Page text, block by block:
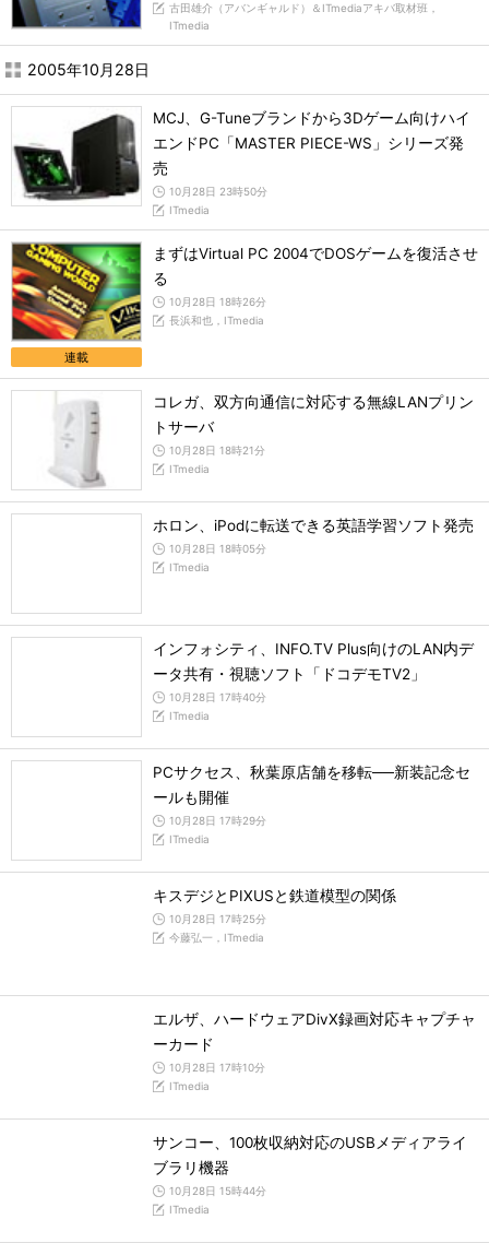
古田雄介（アバンギャルド）＆ITmediaアキバ取材班，
ITmedia
2005年10月28日
MCJ、G-Tuneブランドから3Dゲーム向けハイ
エンドPC「MASTER PIECE-WS」シリーズ発
売
10月28日 23時50分
ITmedia
連載
まずはVirtual PC 2004でDOSゲームを復活させ
る
10月28日 18時26分
長浜和也，ITmedia
コレガ、双方向通信に対応する無線LANプリン
トサーバ
10月28日 18時21分
ITmedia
ホロン、iPodに転送できる英語学習ソフト発売
10月28日 18時05分
ITmedia
インフォシティ、INFO.TV Plus向けのLAN内デ
ータ共有・視聴ソフト「ドコデモTV2」
10月28日 17時40分
ITmedia
PCサクセス、秋葉原店舗を移転──新装記念セ
ールも開催
10月28日 17時29分
ITmedia
キスデジとPIXUSと鉄道模型の関係
10月28日 17時25分
今藤弘一，ITmedia
エルザ、ハードウェアDivX録画対応キャプチャ
ーカード
10月28日 17時10分
ITmedia
サンコー、100枚収納対応のUSBメディアライ
ブラリ機器
10月28日 15時44分
ITmedia